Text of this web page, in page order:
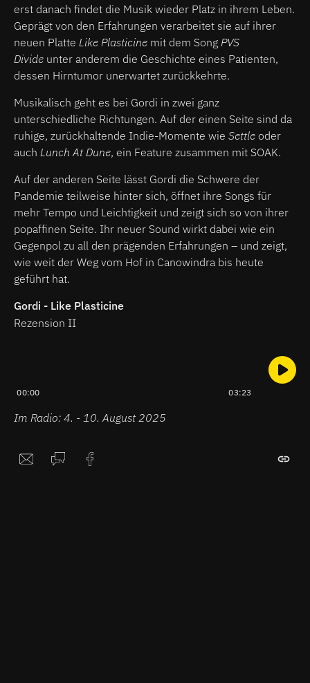
erst danach findet die Musik wieder Platz in ihrem Leben.
Geprägt von den Erfahrungen verarbeitet sie auf ihrer
neuen Platte Like Plasticine mit dem Song PVS
Divide unter anderem die Geschichte eines Patienten,
dessen Hirntumor unerwartet zurückkehrte.
Musikalisch geht es bei Gordi in zwei ganz
unterschiedliche Richtungen. Auf der einen Seite sind da
ruhige, zurückhaltende Indie-Momente wie Settle oder
auch Lunch At Dune, ein Feature zusammen mit SOAK.
Auf der anderen Seite lässt Gordi die Schwere der
Pandemie teilweise hinter sich, öffnet ihre Songs für
mehr Tempo und Leichtigkeit und zeigt sich so von ihrer
popaffinen Seite. Ihr neuer Sound wirkt dabei wie ein
Gegenpol zu all den prägenden Erfahrungen – und zeigt,
wie weit der Weg vom Hof in Canowindra bis heute
geführt hat.
Gordi - Like Plasticine
Rezension II
00:00 03:23
Im Radio: 4. - 10. August 2025